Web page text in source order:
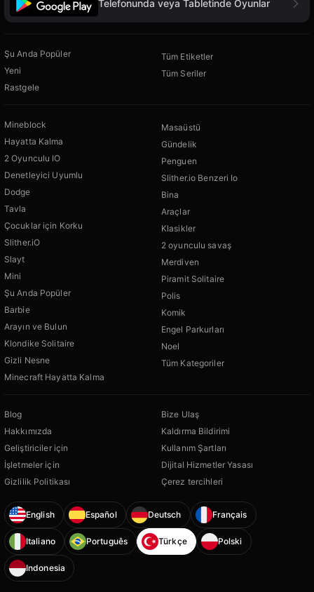
Telefonunda veya Tabletinde Oyunlar
Şu Anda Popüler
Yeni
Rastgele
Tüm Etiketler
Tüm Seriler
Mineblock
Hayatta Kalma
2 Oyunculu IO
Denetleyici Uyumlu
Dodge
Tavla
Çocuklar için Korku
Slither.iO
Slayt
Mini
Şu Anda Popüler
Barbie
Arayın ve Bulun
Klondike Solitaire
Gizli Nesne
Minecraft Hayatta Kalma
Masaüstü
Gündelik
Penguen
Slither.io Benzeri Io
Bina
Araçlar
Klasikler
2 oyunculu savaş
Merdiven
Piramit Solitaire
Polis
Komik
Engel Parkurları
Noel
Tüm Kategoriler
Blog
Hakkımızda
Geliştiriciler için
İşletmeler için
Gizlilik Politikası
Bize Ulaş
Kaldırma Bildirimi
Kullanım Şartları
Dijital Hizmetler Yasası
Çerez tercihleri
English Español Deutsch Français
Italiano Português Türkçe Polski
Indonesia